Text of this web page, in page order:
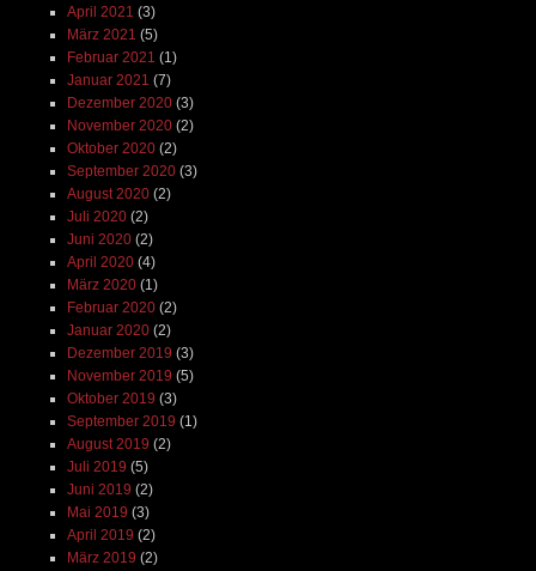
April 2021 (3)
März 2021 (5)
Februar 2021 (1)
Januar 2021 (7)
Dezember 2020(3)
November 2020(2)
Oktober 2020(2)
September 2020(3)
August 2020(2)
Juli 2020(2)
Juni 2020(2)
April 2020(4)
März 2020(1)
Februar 2020(2)
Januar 2020(2)
Dezember 2019 (3)
November 2019 (5)
Oktober 2019 (3)
September 2019 (1)
August 2019 (2)
Juli 2019 (5)
Juni 2019 (2)
Mai 2019 (3)
April 2019 (2)
März 2019 (2)